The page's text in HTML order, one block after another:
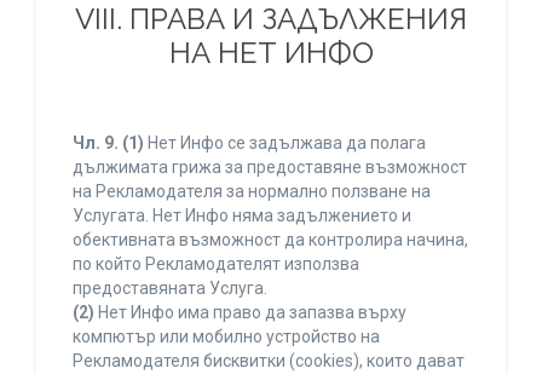
VIII. ПРАВА И ЗАДЪЛЖЕНИЯ
НА НЕТ ИНФО
Чл. 9. (1) Нет Инфо се задължава да полага
дължимата грижа за предоставяне възможност
на Рекламодателя за нормално ползване на
Услугата. Нет Инфо няма задължението и
обективната възможност да контролира начина,
по който Рекламодателят използва
предоставяната Услуга.
(2) Нет Инфо има право да запазва върху
компютър или мобилно устройство на
Рекламодателя бисквитки (cookies), които дават